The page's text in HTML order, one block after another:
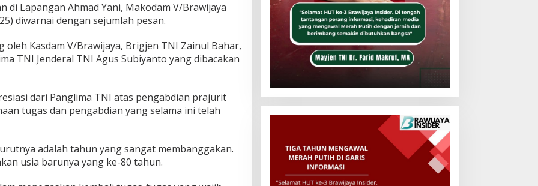
di Lapangan Ahmad Yani, Makodam V/Brawijaya
diwarnai dengan sejumlah pesan.
oleh Kasdam V/Brawijaya, Brigjen TNI Zainul Bahar,
TNI Jenderal TNI Agus Subiyanto yang dibacakan
dari Panglima TNI atas pengabdian prajurit
tugas dan pengabdian yang selama ini telah
adalah tahun yang sangat membanggakan.
usia barunya yang ke-80 tahun.